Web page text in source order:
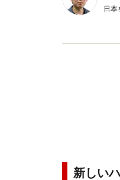
日本
新しい